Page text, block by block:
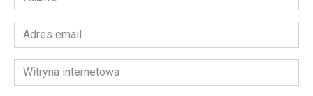
*
Adres
email
*Witryna
internetowa